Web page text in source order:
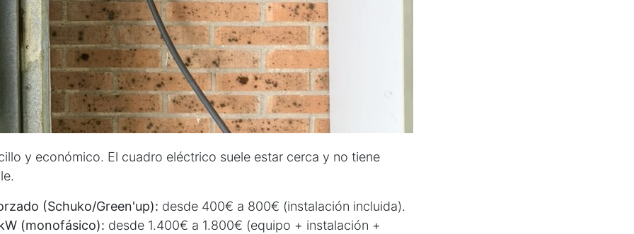
y económico. El cuadro eléctrico suele estar cerca y no tiene
(Schuko/Green'up): desde 400€ a 800€ (instalación incluida).
(monofásico): desde 1.400€ a 1.800€ (equipo + instalación +